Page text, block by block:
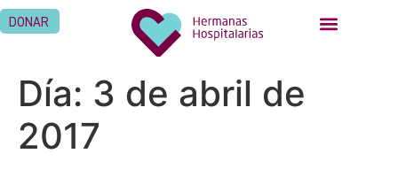
DONAR
Día: 3 de abril de
2017